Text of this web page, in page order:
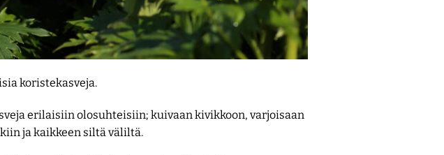
koristekasveja.
erilaisiin olosuhteisiin; kuivaan kivikkoon, varjoisaan
ja kaikkeen siltä väliltä.